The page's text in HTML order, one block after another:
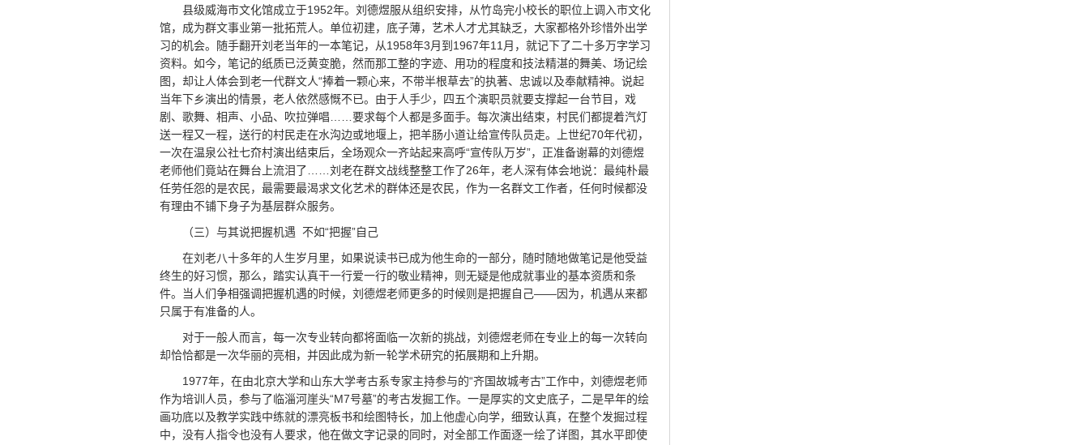
县级威海市文化馆成立于1952年。刘德煜服从组织安排，从竹岛完小校长的职位上调入市文化
馆，成为群文事业第一批拓荒人。单位初建，底子薄，艺术人才尤其缺乏，大家都格外珍惜外出学
习的机会。随手翻开刘老当年的一本笔记，从1958年3月到1967年11月，就记下了二十多万字学习
资料。如今，笔记的纸质已泛黄变脆，然而那工整的字迹、用功的程度和技法精湛的舞美、场记绘
图，却让人体会到老一代群文人“捧着一颗心来，不带半根草去”的执著、忠诚以及奉献精神。说起
当年下乡演出的情景，老人依然感慨不已。由于人手少，四五个演职员就要支撑起一台节目，戏
剧、歌舞、相声、小品、吹拉弹唱……要求每个人都是多面手。每次演出结束，村民们都提着汽灯
送一程又一程，送行的村民走在水沟边或地堰上，把羊肠小道让给宣传队员走。上世纪70年代初，
一次在温泉公社七夼村演出结束后，全场观众一齐站起来高呼“宣传队万岁”，正准备谢幕的刘德煜
老师他们竟站在舞台上流泪了……刘老在群文战线整整工作了26年，老人深有体会地说：最纯朴最
任劳任怨的是农民，最需要最渴求文化艺术的群体还是农民，作为一名群文工作者，任何时候都没
有理由不铺下身子为基层群众服务。
（三）与其说把握机遇 不如“把握”自己
在刘老八十多年的人生岁月里，如果说读书已成为他生命的一部分，随时随地做笔记是他受益
终生的好习惯，那么，踏实认真干一行爱一行的敬业精神，则无疑是他成就事业的基本资质和条
件。当人们争相强调把握机遇的时候，刘德煜老师更多的时候则是把握自己——因为，机遇从来都
只属于有准备的人。
对于一般人而言，每一次专业转向都将面临一次新的挑战，刘德煜老师在专业上的每一次转向
却恰恰都是一次华丽的亮相，并因此成为新一轮学术研究的拓展期和上升期。
1977年，在由北京大学和山东大学考古系专家主持参与的“齐国故城考古”工作中，刘德煜老师
作为培训人员，参与了临淄河崖头“M7号墓”的考古发掘工作。一是厚实的文史底子，二是早年的绘
画功底以及教学实践中练就的漂亮板书和绘图特长，加上他虚心向学，细致认真，在整个发掘过程
中，没有人指令也没有人要求，他在做文字记录的同时，对全部工作面逐一绘了详图，其水平即使